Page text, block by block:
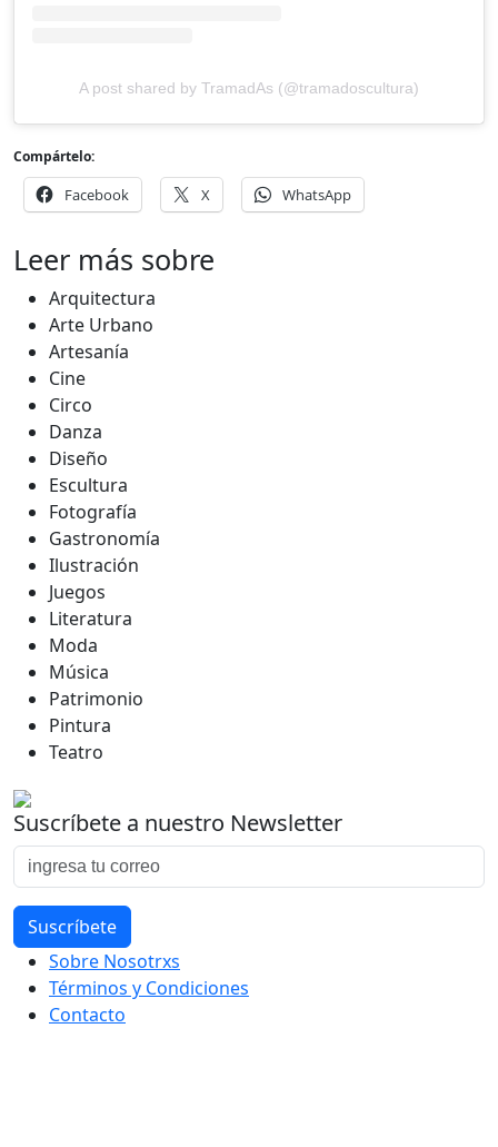
A post shared by TramadAs (@tramadoscultura)
Compártelo:
Facebook X WhatsApp
Leer más sobre
Arquitectura
Arte Urbano
Artesanía
Cine
Circo
Danza
Diseño
Escultura
Fotografía
Gastronomía
Ilustración
Juegos
Literatura
Moda
Música
Patrimonio
Pintura
Teatro
Suscríbete a nuestro Newsletter
Sobre Nosotrxs
Términos y Condiciones
Contacto